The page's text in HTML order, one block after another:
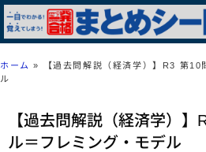
ホーム »
【過去問解説（経済学）】R3 第
ル
【過去問解説（経済学）
ル＝フレミング・モデル